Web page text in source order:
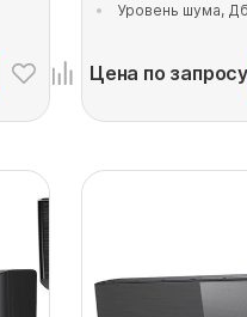
Уровень шума,
Цена по запросу